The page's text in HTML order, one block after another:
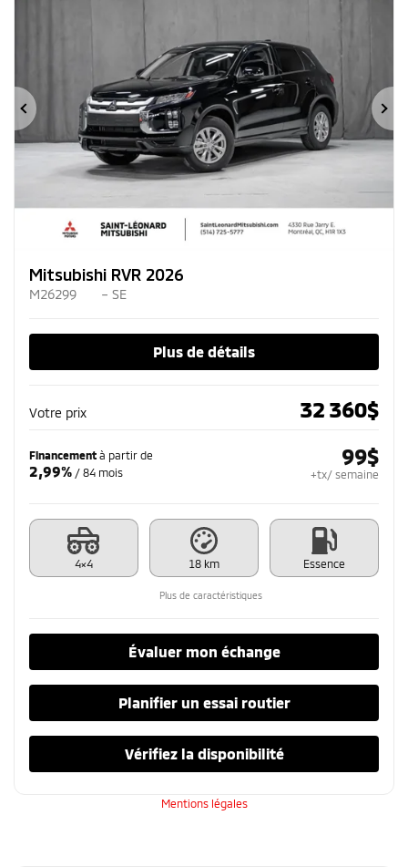
Précédent
Mitsubishi RVR 2026
M26299 – SE
Plus de détails
Votre prix 32 360$
Financement à partir de
2,99% / 84 mois
99$
+tx/ semaine
4×4 18 km Essence
Plus de caractéristiques
Évaluer mon échange
Planifier un essai routier
Vérifiez la disponibilité
Mentions légales